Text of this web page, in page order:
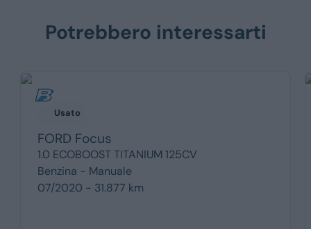
Potrebbero interessarti
Usato
FORD Focus
1.0 ECOBOOST TITANIUM 125CV
Benzina - Manuale
07/2020 - 31.877 km